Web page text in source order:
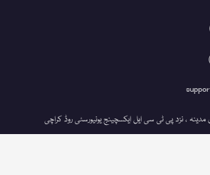
، نزد پی ٹی سی ایل ایکسچینج یونیورسٹی روڈ کراچی